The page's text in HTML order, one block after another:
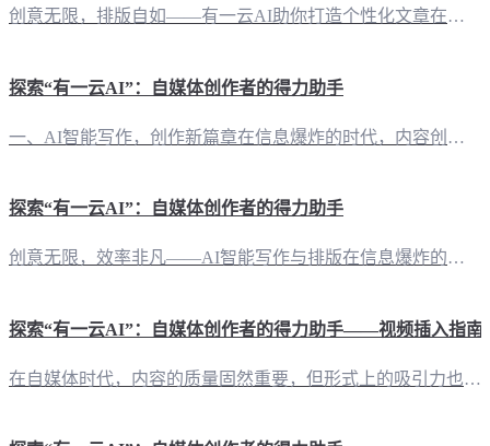
创意无限，排版自如——有一云AI助你打造个性化文章在信息爆炸的今天，自媒体已经成为传播思想、分享知识的舞台。然而，创作与排版的过程往往繁琐耗时。现在，有一云AI应运而生，以其卓越的性能，为自媒体创作者提供了一站式的解决方案。 多平台适配，内容创作得心应手“有一云AI”不仅支持公众号、头条号、小红书、百家号、知乎、企鹅号、搜狐号、新浪头条、百度文库等多家自媒体平台，还能实现内容在不同平台间的无缝迁
探索“有一云AI”：自媒体创作者的得力助手
一、AI智能写作，创作新篇章在信息爆炸的时代，内容创作成为自媒体的核心竞争力。而“有一云AI”应运而生，它不仅是一把开启创作新篇章的钥匙，更是自媒体创作者的得力助手。 二、内容排版，美不胜收“有一云AI”在内容排版上独具匠心，提供数千款装修皮肤，涵盖标题、内容、图文、分隔、引导等五大类，让每一篇作品都如艺术品般吸引眼球。 三、多平台支持，一网打尽从公众号、头条号到小红书、百家号，再到知乎、企鹅号
探索“有一云AI”：自媒体创作者的得力助手
创意无限，效率非凡——AI智能写作与排版在信息爆炸的今天，自媒体创作者面临着内容创作与排版的双重压力。而“有一云AI”的出现，恰似一股清风，为创作者们带来前所未有的便捷与灵感。 智能排版，千款皮肤，打造个性化内容“有一云AI”在内容排版上独具匠心，提供涵盖标题、内容、图文、分隔、引导等五大类的数千款装修皮肤。创作者们可以根据自己的喜好和风格，轻松切换，让每一次发布都焕然一新。 多平台支持，一应俱
探索“有一云AI”：自媒体创作者的得力助手——视频插入指南
在自媒体时代，内容的质量固然重要，但形式上的吸引力也不可忽视。对于公众号编辑来说，如何在文章中巧妙插入视频，以增强文章的吸引力和互动性，是提升公众号影响力的重要环节。 二、“有一云AI”：AI智能写作与排版，轻松插入视频“有一云AI”，这款创新型AI智能写作+排版软件，为自媒体创作者提供了强大的技术支持，其中就包括视频插入功能。以下是使用“有一云AI”在公众号文章中插入视频的详细步骤： 2.1 选